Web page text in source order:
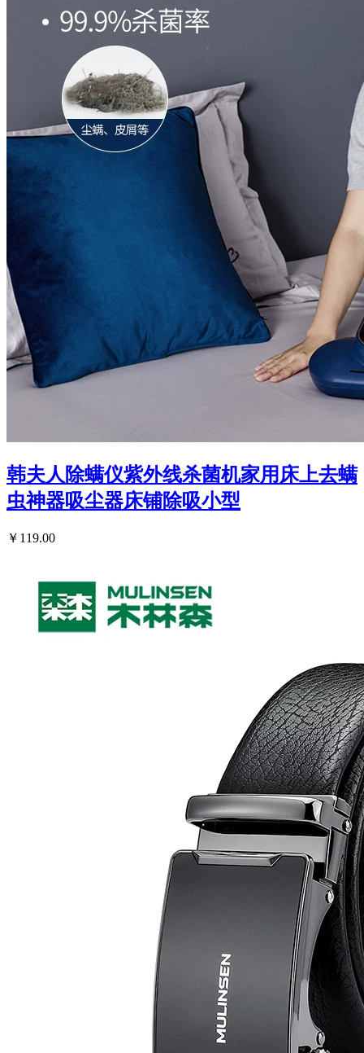
韩夫人除螨仪紫外线杀菌机家用床上去螨
虫神器吸尘器床铺除吸小型
￥119.00